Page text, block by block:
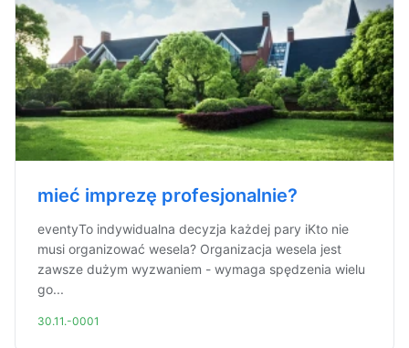
mieć imprezę profesjonalnie?
eventyTo indywidualna decyzja każdej pary iKto nie
musi organizować wesela? Organizacja wesela jest
zawsze dużym wyzwaniem - wymaga spędzenia wielu
go...
30.11.-0001